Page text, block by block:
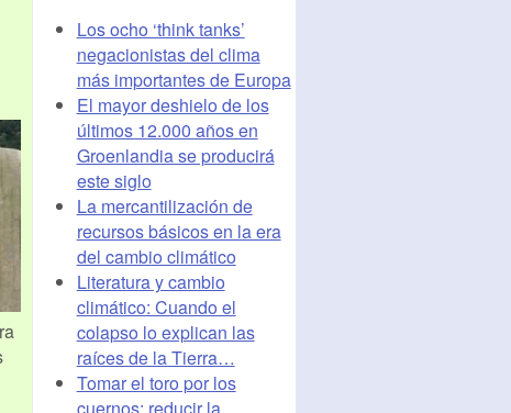
Los ocho ‘think tanks’
negacionistas del clima
más importantes de Europa
El mayor deshielo de los
últimos 12.000 años en
Groenlandia se producirá
este siglo
La mercantilización de
recursos básicos en la era
del cambio climático
Literatura y cambio
climático: Cuando el
colapso lo explican las
raíces de la Tierra…
Tomar el toro por los
cuernos: reducir la